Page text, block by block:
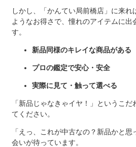
しかし、「かんてい局前橋店」に来れ
ようなお得さで、憧れのアイテムに出
す。
新品同様のキレイな商品がある
プロの鑑定で安心・安全
実際に見て・触って選べる
「新品じゃなきゃイヤ！」というこ
てください。
「えっ、これが中古なの？新品かと
会いが待っています。